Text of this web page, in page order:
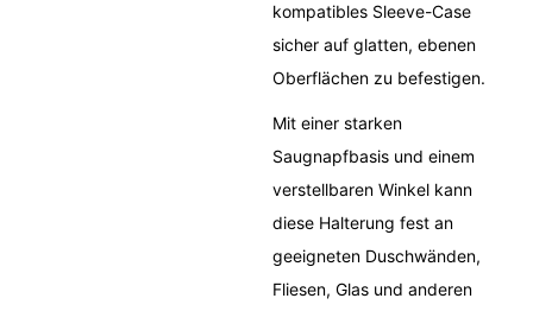
kompatibles Sleeve-Case
sicher auf glatten, ebenen
Oberflächen zu befestigen.
Mit einer starken
Saugnapfbasis und einem
verstellbaren Winkel kann
diese Halterung fest an
geeigneten Duschwänden,
Fliesen, Glas und anderen